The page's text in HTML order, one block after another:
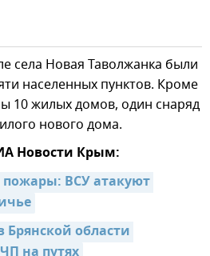
села Новая Таволжанка были
населенных пунктов. Кроме
10 жилых домов, один снаряд
нового дома.
Новости Крым:
пожары: ВСУ атакуют
области